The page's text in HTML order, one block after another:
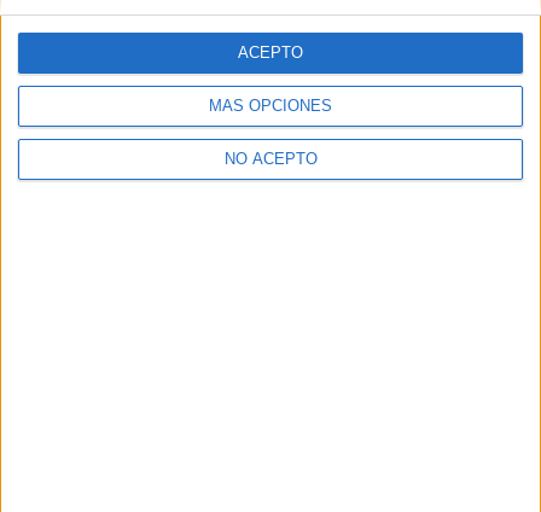
MÁS OPCIONES
NO ACEPTO
ACEPTO
Y como regalo de agradecimiento, por registrarte te daremos
gratis una copia de nuestro ebook con 100 consejos para tu
primer año de universidad